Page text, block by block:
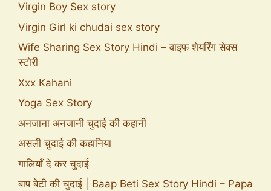
Virgin Boy Sex story
Virgin Girl ki chudai sex story
Wife Sharing Sex Story Hindi – वाइफ शेयरिंग सेक्स
स्टोरी
Xxx Kahani
Yoga Sex Story
अनजाना अनजानी चुदाई की कहानी
असली चुदाई की कहानिया
गालियाँ दे कर चुदाई
बाप बेटी की चुदाई | Baap Beti Sex Story Hindi – Papa